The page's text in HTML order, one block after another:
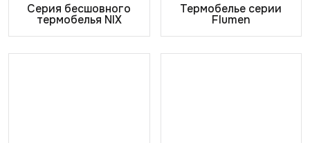
Серия бесшовного
термобелья NIX
Термобелье серии
Flumen